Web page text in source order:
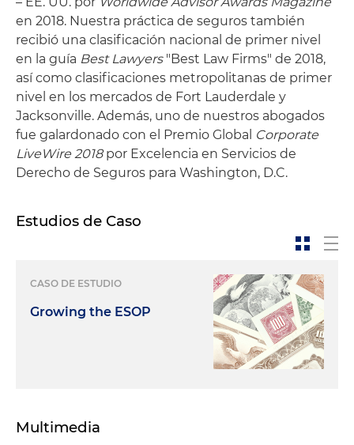
en 2018. Nuestra práctica de seguros también
recibió una clasificación nacional de primer nivel
en la guía Best Lawyers"Best Law Firms" de 2018,
así como clasificaciones metropolitanas de primer
nivel en los mercados de Fort Lauderdale y
Jacksonville. Además, uno de nuestros abogados
fue galardonado con el Premio Global Corporate
LiveWire 2018por Excelencia en Servicios de
Derecho de Seguros para Washington, D.C.
Estudios de Caso
CASO DE ESTUDIO
Growing the ESOP
Multimedia